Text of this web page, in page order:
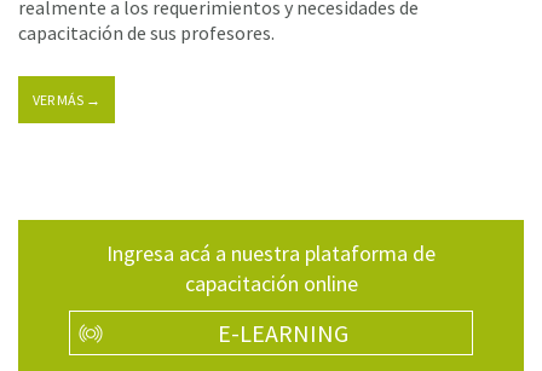
realmente a los requerimientos y necesidades de
capacitación de sus profesores.
VER MÁS →
Ingresa acá a nuestra plataforma de
capacitación online
E-LEARNING